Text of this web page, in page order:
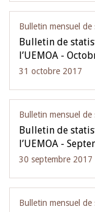
Bulletin mensuel
Bulletin de
l’UEMOA -
31 octobre 2017
Bulletin mensuel
Bulletin de
l’UEMOA -
30 septembre 2017
Bulletin mensuel